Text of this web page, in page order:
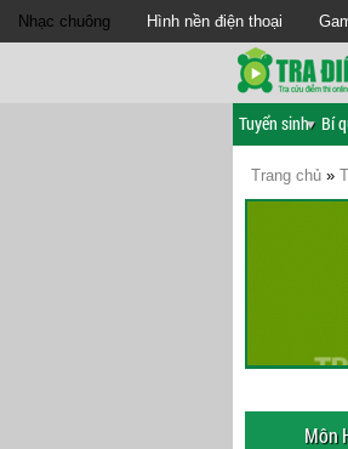
Nhạc chuông Hình nền điện thoại
Tuyển sinh Bí
Trang chủ »
Môn